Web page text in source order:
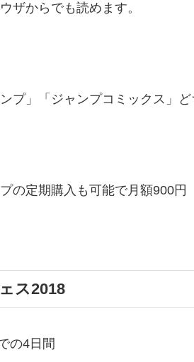
ザからでも読めます。
プ」「ジャンプコミックス」
プの定期購入も可能で月額900
ス2018
の4日間